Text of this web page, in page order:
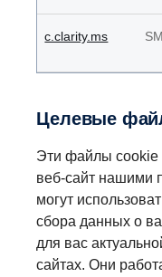
c.clarity.ms
Целевые
Эти файлы cookie
веб-сайт нашими
могут
сбора данных о
для вас
сайтах. Они